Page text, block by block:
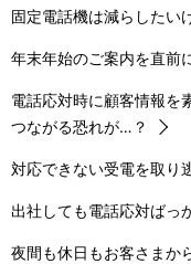
固定電話機は減らしたい
年末年始のご案内を直前
電話応対時に顧客情報を
つながる恐れが…？
対応できない受電を取り
出社しても電話応対ばっ
夜間も休日もお客さまか